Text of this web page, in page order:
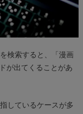
検索すると、「漫画
が出てくることがあ
しているケースが多